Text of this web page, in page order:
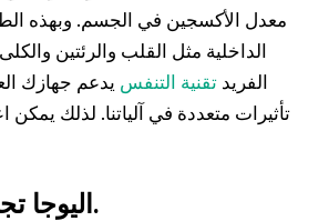
معدل الأكسجين في الجسم. وبهذه
الداخلية مثل القلب والرئتين
الفريد تقنية التنفس يدعم جهازك
تأثيرات متعددة في آلياتنا. لذلك يمكن
اليوجا تجلب راحة البال.